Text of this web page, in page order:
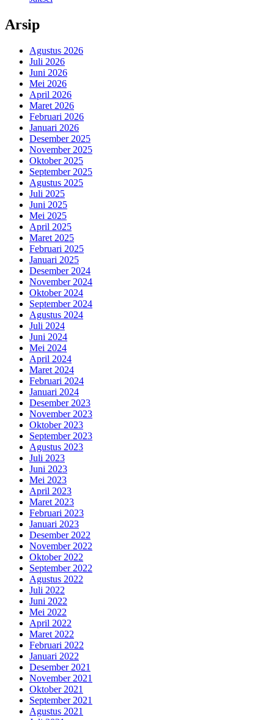
Arsip
Agustus 2026
Juli 2026
Juni 2026
Mei 2026
April 2026
Maret 2026
Februari 2026
Januari 2026
Desember 2025
November 2025
Oktober 2025
September 2025
Agustus 2025
Juli 2025
Juni 2025
Mei 2025
April 2025
Maret 2025
Februari 2025
Januari 2025
Desember 2024
November 2024
Oktober 2024
September 2024
Agustus 2024
Juli 2024
Juni 2024
Mei 2024
April 2024
Maret 2024
Februari 2024
Januari 2024
Desember 2023
November 2023
Oktober 2023
September 2023
Agustus 2023
Juli 2023
Juni 2023
Mei 2023
April 2023
Maret 2023
Februari 2023
Januari 2023
Desember 2022
November 2022
Oktober 2022
September 2022
Agustus 2022
Juli 2022
Juni 2022
Mei 2022
April 2022
Maret 2022
Februari 2022
Januari 2022
Desember 2021
November 2021
Oktober 2021
September 2021
Agustus 2021